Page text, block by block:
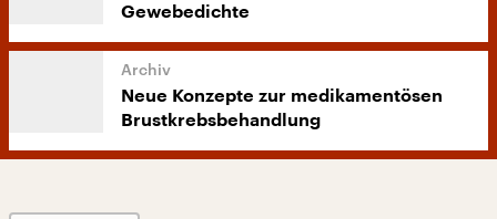
Gewebedichte
Neue Konzepte zur medikamentösen
Brustkrebsbehandlung